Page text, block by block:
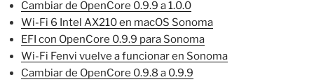
Cambiar de OpenCore 0.9.9 a 1.0.0
Wi-Fi 6 Intel AX210 en macOS Sonoma
EFI con OpenCore 0.9.9 para Sonoma
Wi-Fi Fenvi vuelve a funcionar en Sonoma
Cambiar de OpenCore 0.9.8 a 0.9.9